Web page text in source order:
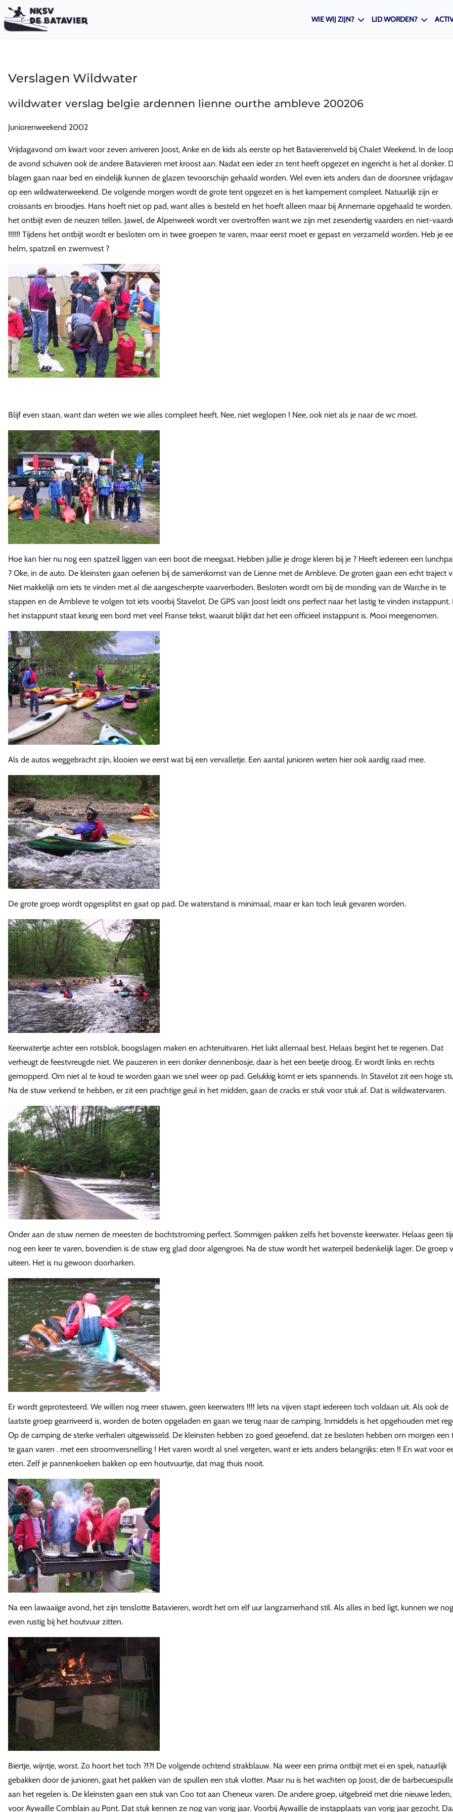
WIE WIJ ZIJN? LID WORDEN?
Verslagen Wildwater
wildwater verslag belgie ardennen lienne ourthe ambleve 200206
Juniorenweekend 2002
Vrijdagavond om kwart voor zeven arriveren Joost, Anke en de kids als eerste op het Batavierenveld bij Chalet Weekend. In de
de avond schuiven ook de andere Batavieren met kroost aan. Nadat een ieder zn tent heeft opgezet en ingericht is het al donker.
blagen gaan naar bed en eindelijk kunnen de glazen tevoorschijn gehaald worden. Wel even iets anders dan de doorsnee
op een wildwaterweekend. De volgende morgen wordt de grote tent opgezet en is het kampement compleet. Natuurlijk zijn er
croissants en broodjes. Hans hoeft niet op pad, want alles is besteld en het hoeft alleen maar bij Annemarie opgehaald te
het ontbijt even de neuzen tellen. Jawel, de Alpenweek wordt ver overtroffen want we zijn met zesendertig vaarders en niet-
!!!!!! Tijdens het ontbijt wordt er besloten om in twee groepen te varen, maar eerst moet er gepast en verzameld worden. Heb je
helm, spatzeil en zwemvest ?
Blijf even staan, want dan weten we wie alles compleet heeft. Nee, niet weglopen ! Nee, ook niet als je naar de wc moet.
Hoe kan hier nu nog een spatzeil liggen van een boot die meegaat. Hebben jullie je droge kleren bij je ? Heeft iedereen een
? Oke, in de auto. De kleinsten gaan oefenen bij de samenkomst van de Lienne met de Ambleve. De groten gaan een echt traject
Niet makkelijk om iets te vinden met al die aangescherpte vaarverboden. Besloten wordt om bij de monding van de Warche in te
stappen en de Ambleve te volgen tot iets voorbij Stavelot. De GPS van Joost leidt ons perfect naar het lastig te vinden instappunt.
het instappunt staat keurig een bord met veel Franse tekst, waaruit blijkt dat het een officieel instappunt is. Mooi meegenomen.
Als de autos weggebracht zijn, klooien we eerst wat bij een vervalletje. Een aantal junioren weten hier ook aardig raad mee.
De grote groep wordt opgesplitst en gaat op pad. De waterstand is minimaal, maar er kan toch leuk gevaren worden.
Keerwatertje achter een rotsblok, boogslagen maken en achteruitvaren. Het lukt allemaal best. Helaas begint het te regenen. Dat
verheugt de feestvreugde niet. We pauzeren in een donker dennenbosje, daar is het een beetje droog. Er wordt links en rechts
gemopperd. Om niet al te koud te worden gaan we snel weer op pad. Gelukkig komt er iets spannends. In Stavelot zit een hoge
Na de stuw verkend te hebben, er zit een prachtige geul in het midden, gaan de cracks er stuk voor stuk af. Dat is wildwatervaren.
Onder aan de stuw nemen de meesten de bochtstroming perfect. Sommigen pakken zelfs het bovenste keerwater. Helaas geen
nog een keer te varen, bovendien is de stuw erg glad door algengroei. Na de stuw wordt het waterpeil bedenkelijk lager. De groep
uiteen. Het is nu gewoon doorharken.
Er wordt geprotesteerd. We willen nog meer stuwen, geen keerwaters !!!! Iets na vijven stapt iedereen toch voldaan uit. Als ook de
laatste groep gearriveerd is, worden de boten opgeladen en gaan we terug naar de camping. Inmiddels is het opgehouden met
Op de camping de sterke verhalen uitgewisseld. De kleinsten hebben zo goed geoefend, dat ze besloten hebben om morgen een
te gaan varen . met een stroomversnelling ! Het varen wordt al snel vergeten, want er iets anders belangrijks: eten !! En wat voor
eten. Zelf je pannenkoeken bakken op een houtvuurtje, dat mag thuis nooit.
Na een lawaaiige avond, het zijn tenslotte Batavieren, wordt het om elf uur langzamerhand stil. Als alles in bed ligt, kunnen we nog
even rustig bij het houtvuur zitten.
Biertje, wijntje, worst. Zo hoort het toch ?!?! De volgende ochtend strakblauw. Na weer een prima ontbijt met ei en spek, natuurlijk
gebakken door de junioren, gaat het pakken van de spullen een stuk vlotter. Maar nu is het wachten op Joost, die de
aan het regelen is. De kleinsten gaan een stuk van Coo tot aan Cheneux varen. De andere groep, uitgebreid met drie nieuwe leden,
voor Aywaille Comblain au Pont. Dat stuk kennen ze nog van vorig jaar. Voorbij Aywaille de instapplaats van vorig jaar gezocht.